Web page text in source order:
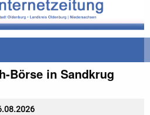
Börse in Sandkrug